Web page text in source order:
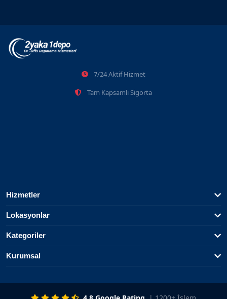
Depodan Kalan Eşya Listesi
7/24 Aktif Hizmet
Tam Kapsamlı Sigorta
Hizmetler
Lokasyonlar
Kategoriler
Kurumsal